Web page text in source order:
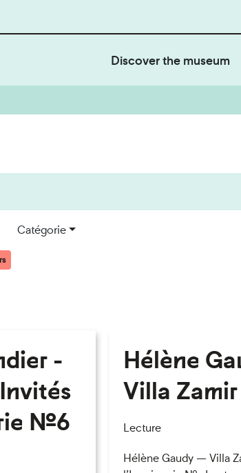
Discover the museum
Catégorie
-
n°6
Hélène
Villa Zamir
Lecture
Hélène Gaudy — Villa